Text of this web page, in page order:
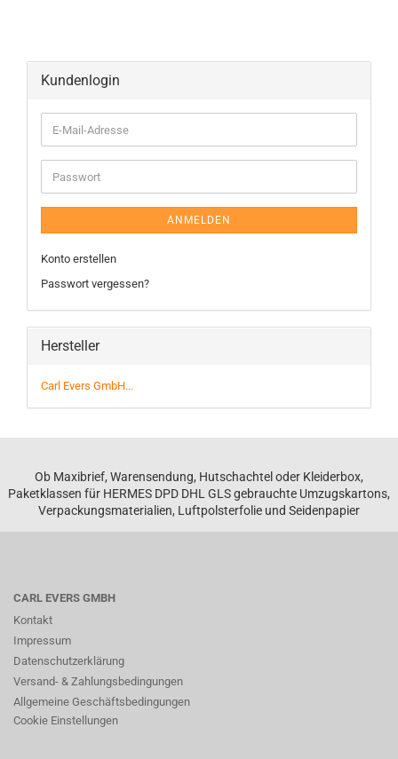
Kundenlogin
ANMELDEN
Konto erstellen
Passwort vergessen?
Hersteller
Carl Evers GmbH...
Ob Maxibrief, Warensendung, Hutschachtel oder Kleiderbox,
Paketklassen für HERMES DPD DHL GLS gebrauchte Umzugskartons,
Verpackungsmaterialien, Luftpolsterfolie und Seidenpapier
CARL EVERS GMBH
Kontakt
Impressum
Datenschutzerklärung
Versand- & Zahlungsbedingungen
Allgemeine Geschäftsbedingungen
Cookie Einstellungen